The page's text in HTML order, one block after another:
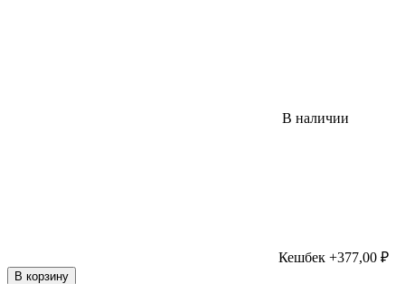
В наличии
Кешбек +377,00 ₽
В корзину